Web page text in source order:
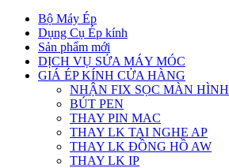
Bộ Máy Ép
Dụng Cụ Ép kính
Sản phẩm mới
DỊCH VỤ SỬA MÁY MÓC
GIÁ ÉP KÍNH CỬA HÀNG
NHẬN FIX SỌC MÀN HÌNH
BÚT PEN
THAY PIN MAC
THAY LK TAI NGHE AP
THAY LK ĐỒNG HỒ AW
THAY LK IP